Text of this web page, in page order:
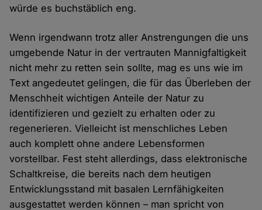
würde es buchstäblich eng.
Wenn irgendwann trotz aller Anstrengungen die uns
umgebende Natur in der vertrauten Mannigfaltigkeit
nicht mehr zu retten sein sollte, mag es uns wie im
Text angedeutet gelingen, die für das Überleben der
Menschheit wichtigen Anteile der Natur zu
identifizieren und gezielt zu erhalten oder zu
regenerieren. Vielleicht ist menschliches Leben
auch komplett ohne andere Lebensformen
vorstellbar. Fest steht allerdings, dass elektronische
Schaltkreise, die bereits nach dem heutigen
Entwicklungsstand mit basalen Lernfähigkeiten
ausgestattet werden können – man spricht von